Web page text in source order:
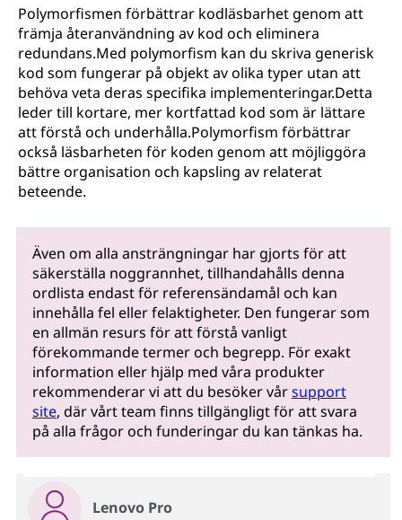
Polymorfismen förbättrar kodläsbarhet genom att
främja återanvändning av kod och eliminera
redundans.Med polymorfism kan du skriva generisk
kod som fungerar på objekt av olika typer utan att
behöva veta deras specifika implementeringar.Detta
leder till kortare, mer kortfattad kod som är lättare
att förstå och underhålla.Polymorfism förbättrar
också läsbarheten för koden genom att möjliggöra
bättre organisation och kapsling av relaterat
beteende.
Även om alla ansträngningar har gjorts för att
säkerställa noggrannhet, tillhandahålls denna
ordlista endast för referensändamål och kan
innehålla fel eller felaktigheter. Den fungerar som
en allmän resurs för att förstå vanligt
förekommande termer och begrepp. För exakt
information eller hjälp med våra produkter
rekommenderar vi att du besöker vårsupport
site, där vårt team finns tillgängligt för att svara
på alla frågor och funderingar du kan tänkas ha.
Lenovo Pro